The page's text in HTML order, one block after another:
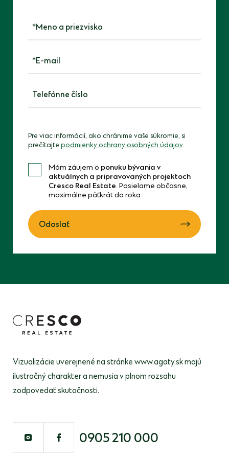
leave
this
field
empty.
Pre viac informácií, ako chránime vaše súkromie, si
prečítajte podmienky ochrany osobných údajov.
Mám záujem o ponuku bývania v
aktuálnych a pripravovaných projektoch
Cresco Real Estate. Posielame občasne,
maximálne päťkrát do roka.
Odoslať
Vizualizácie uverejnené na stránke www.agaty.sk majú
ilustračnýcharakter a nemusia v plnom rozsahu
zodpovedať skutočnosti.
0905 210 000